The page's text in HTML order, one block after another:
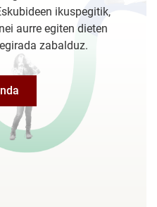
ikuspegitik,
aurre egiten dieten
zabalduz.